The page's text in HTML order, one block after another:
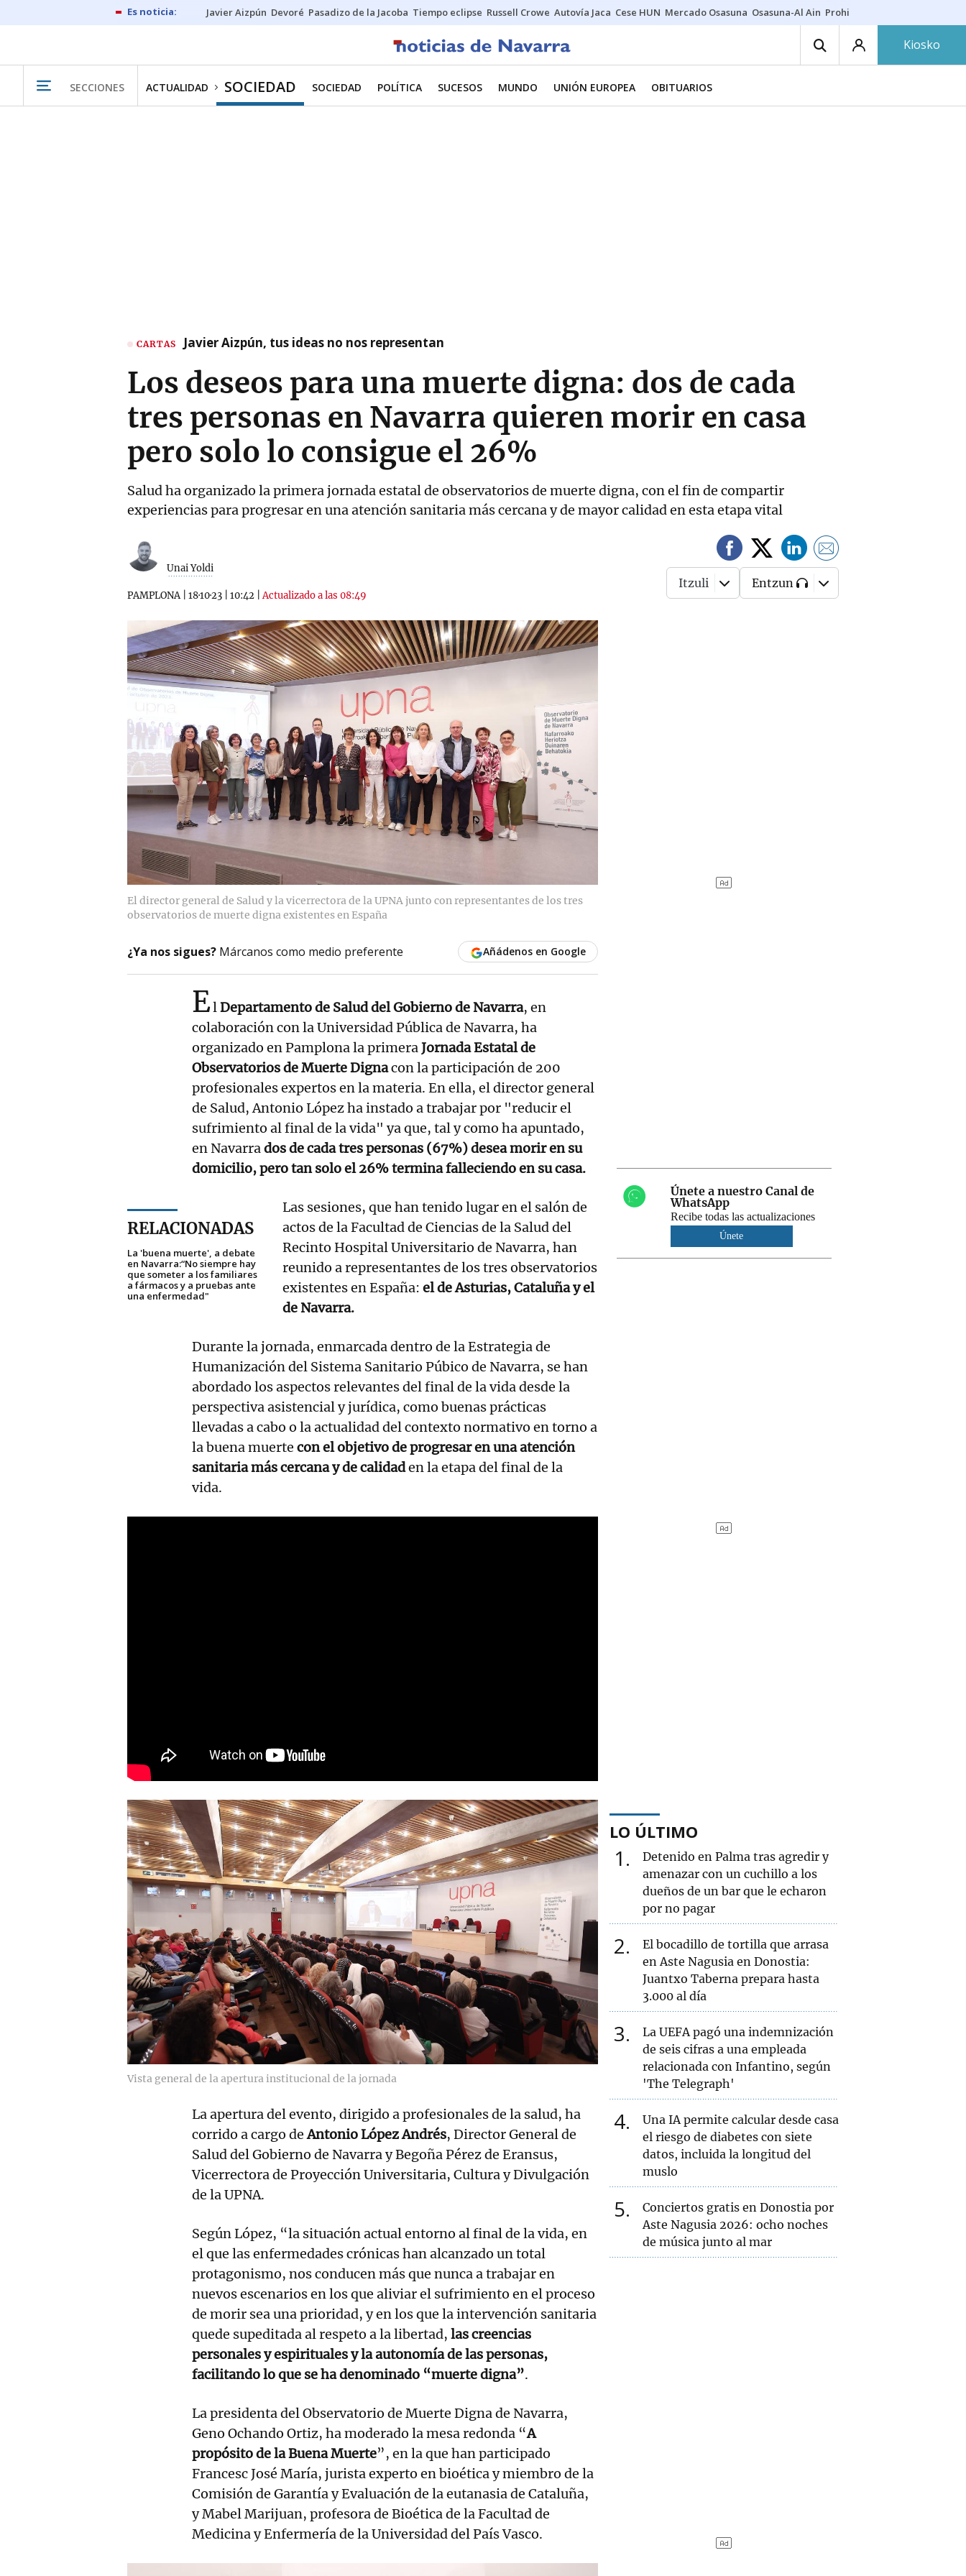
Javier Aizpún Devoré Pasadizo de la Jacoba Tiempo eclipse Russell Crowe Autovía Jaca Cese HUN Mercado Osasuna Osasuna-Al Ain Prohibiciones eclipse
Kiosko
SECCIONES ACTUALIDAD SOCIEDAD SOCIEDAD POLÍTICA SUCESOS MUNDO UNIÓN EUROPEA OBITUARIOS
CARTAS Javier Aizpún, tus ideas no nos representan
Los deseos para una muerte digna: dos de cada
tres personas en Navarra quieren morir en casa
pero solo lo consigue el 26%
Salud ha organizado la primera jornada estatal de observatorios de muerte digna, con el fin de compartir
experiencias para progresar en una atención sanitaria más cercana y de mayor calidad en esta etapa vital
Unai Yoldi
PAMPLONA| 18·10·23 10:42 |Actualizado a las 08:49
Itzuli Entzun
El director general de Salud y la vicerrectora de la UPNA junto con representantes de los tres
observatorios de muerte digna existentes en España
¿Ya nos sigues? Márcanos como medio preferente Añádenos en Google
ElDepartamento de Salud del Gobierno de Navarra, en
colaboración con la Universidad Pública de Navarra, ha
organizado en Pamplona la primeraJornada Estatal de
Observatorios de Muerte Dignacon la participación de 200
profesionales expertos en la materia. En ella, el director general
de Salud, Antonio López ha instado a trabajar por "reducir el
sufrimiento al final de la vida" ya que, tal y como ha apuntado,
en Navarrados de cada tres personas (67%) desea morir en su
domicilio, pero tan solo el 26% termina falleciendo en su casa.
RELACIONADAS
La 'buena muerte', a debate
en Navarra:“No siempre hay
que someter a los familiares
a fármacos y a pruebas ante
una enfermedad"
Las sesiones, que han tenido lugar en el salón de
actos de la Facultad de Ciencias de la Salud del
Recinto Hospital Universitario de Navarra, han
reunido a representantes de los tres observatorios
existentes en España:el de Asturias, Cataluña y el
de Navarra.
Durante la jornada, enmarcada dentro de la Estrategia de
Humanización del Sistema Sanitario Púbico de Navarra, se han
abordado los aspectos relevantes del final de la vida desde la
perspectiva asistencial y jurídica, como buenas prácticas
llevadas a cabo o la actualidad del contexto normativo en torno a
la buena muerte con el objetivo de progresar en una atención
sanitaria más cercana y de calidaden la etapa del final de la
vida.
Vista general de la apertura institucional de la jornada
La apertura del evento, dirigido a profesionales de la salud, ha
corrido a cargo deAntonio López Andrés, Director General de
Salud del Gobierno de Navarra y Begoña Pérez de Eransus,
Vicerrectora de Proyección Universitaria, Cultura y Divulgación
de la UPNA.
Según López, “la situación actual entorno al final de la vida, en
el que las enfermedades crónicas han alcanzado un total
protagonismo, nos conducen más que nunca a trabajar en
nuevos escenarios en los que aliviar el sufrimiento en el proceso
de morir sea una prioridad, y en los que la intervención sanitaria
quede supeditada al respeto a la libertad, las creencias
personales y espirituales y la autonomía de las personas,
facilitando lo que se ha denominado “muerte digna”.
La presidenta del Observatorio de Muerte Digna de Navarra,
Geno Ochando Ortiz, ha moderado la mesa redonda “A
propósito de la Buena Muerte”, en la que han participado
Francesc José María, jurista experto en bioética y miembro de la
Comisión de Garantía y Evaluación de la eutanasia de Cataluña,
y Mabel Marijuan, profesora de Bioética de la Facultad de
Medicina y Enfermería de la Universidad del País Vasco.
Únete a nuestro Canal de
WhatsApp
Recibe todas las actualizaciones
Únete
LO ÚLTIMO
1
Detenido en Palma tras agredir y
amenazar con un cuchillo a los
dueños de un bar que le echaron
por no pagar
2
El bocadillo de tortilla que arrasa
en Aste Nagusia en Donostia:
Juantxo Taberna prepara hasta
3.000 al día
3
La UEFA pagó una indemnización
de seis cifras a una empleada
relacionada con Infantino, según
'The Telegraph'
4
Una IA permite calcular desde casa
el riesgo de diabetes con siete
datos, incluida la longitud del
muslo
5
Conciertos gratis en Donostia por
Aste Nagusia 2026: ocho noches
de música junto al mar